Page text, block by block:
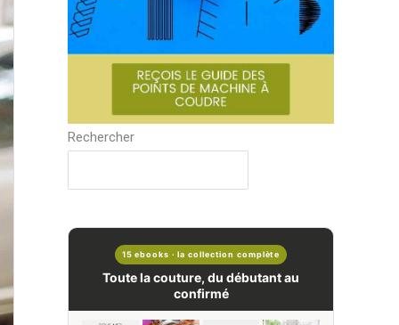
Rechercher
15 ebooks · la collection complète
Toute la couture, du débutant au
confirmé